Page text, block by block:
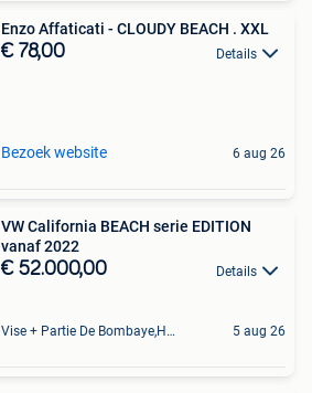
Enzo Affaticati - CLOUDY BEACH . XXL
€ 78,00 Details
Bezoek website 6 aug 26
VW California BEACH serie EDITION
vanaf 2022
€ 52.000,00 Details
Vise + Partie De Bombaye,Hac- Court, Hermalle-Ss-Argenteau 5 aug 26